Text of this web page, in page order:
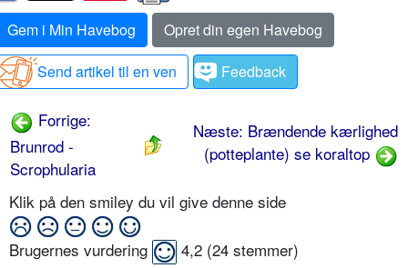
Gem i Min Havebog
Opret din egen Havebog
Send artikel til en ven
Feedback
Forrige:
Brunrod -
Scrophularia
Næste: Brændende kærlighed
(potteplante) se koraltop
Klik på den smiley du vil give denne side
Brugernes vurdering 4,2 (24 stemmer)